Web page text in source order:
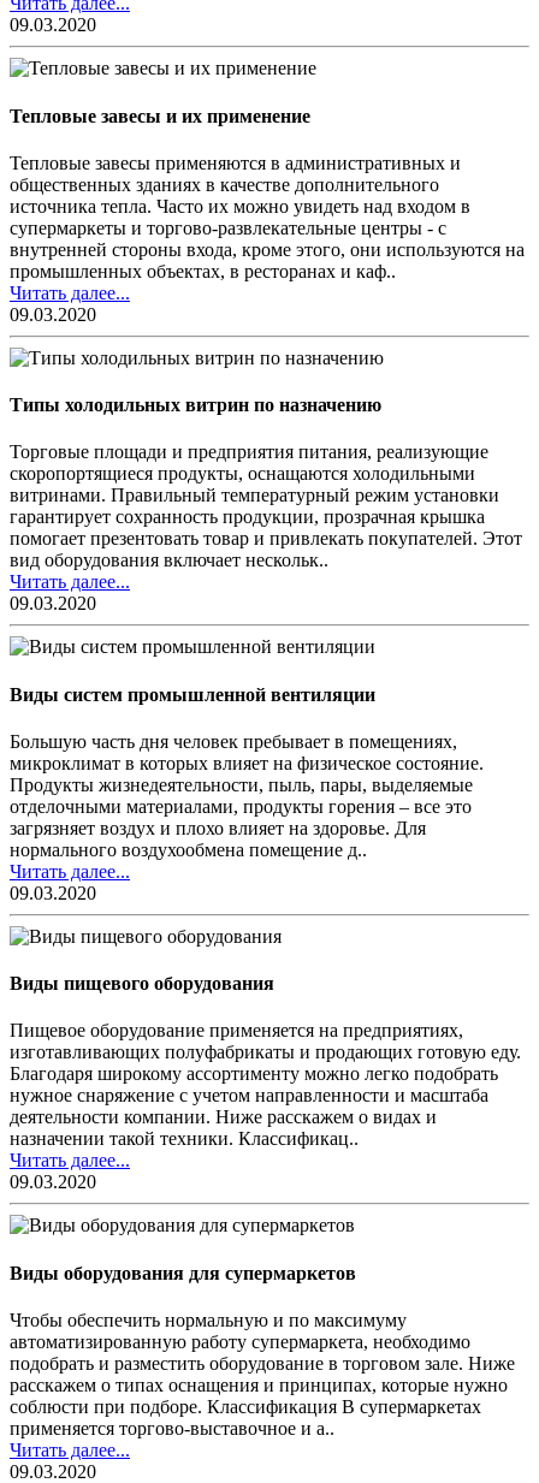
09.03.2020
Тепловые завесы и их применение
Тепловые завесы применяются в административных и
общественных зданиях в качестве дополнительного
источника тепла. Часто их можно увидеть над входом в
супермаркеты и торгово-развлекательные центры - с
внутренней стороны входа, кроме этого, они используются на
промышленных объектах, в ресторанах и каф..
Читать далее...
09.03.2020
Типы холодильных витрин по назначению
Торговые площади и предприятия питания, реализующие
скоропортящиеся продукты, оснащаются холодильными
витринами. Правильный температурный режим установки
гарантирует сохранность продукции, прозрачная крышка
помогает презентовать товар и привлекать покупателей. Этот
вид оборудования включает нескольк..
Читать далее...
09.03.2020
Виды систем промышленной вентиляции
Большую часть дня человек пребывает в помещениях,
микроклимат в которых влияет на физическое состояние.
Продукты жизнедеятельности, пыль, пары, выделяемые
отделочными материалами, продукты горения – все это
загрязняет воздух и плохо влияет на здоровье. Для
нормального воздухообмена помещение д..
Читать далее...
09.03.2020
Виды пищевого оборудования
Пищевое оборудование применяется на предприятиях,
изготавливающих полуфабрикаты и продающих готовую еду.
Благодаря широкому ассортименту можно легко подобрать
нужное снаряжение с учетом направленности и масштаба
деятельности компании. Ниже расскажем о видах и
назначении такой техники. Классификац..
Читать далее...
09.03.2020
Виды оборудования для супермаркетов
Чтобы обеспечить нормальную и по максимуму
автоматизированную работу супермаркета, необходимо
подобрать и разместить оборудование в торговом зале. Ниже
расскажем о типах оснащения и принципах, которые нужно
соблюсти при подборе. Классификация В супермаркетах
применяется торгово-выставочное и а..
Читать далее...
09.03.2020